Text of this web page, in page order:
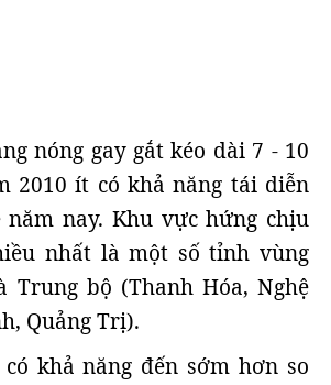
nóng gay gắt kéo dài 7 - 10
2010 ít có khả năng tái diễn
nay. Khu vực hứng chịu
nhất là một số tỉnh vùng
Trung bộ (Thanh Hóa, Nghệ
Quảng Trị).
khả năng đến sớm hơn so